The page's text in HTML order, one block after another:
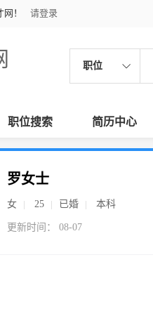
！ 请登录
职位
职位搜索 简历中心
罗女士
女 25 已婚 本科
更新时间： 08-07